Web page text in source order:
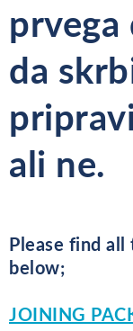
prvega
da
ali ne.
Please find
below;
JOINING